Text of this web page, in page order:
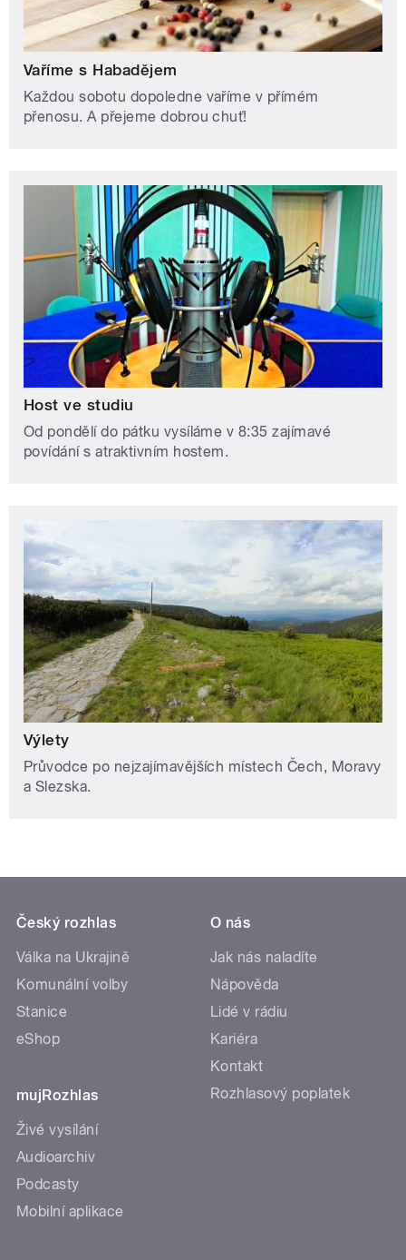
Vaříme s Habadějem
Každou sobotu dopoledne vaříme v přímém
přenosu. A přejeme dobrou chuť!
Host ve studiu
Od pondělí do pátku vysíláme v 8:35 zajímavé
povídání s atraktivním hostem.
Výlety
Průvodce po nejzajímavějších místech Čech, Moravy
a Slezska.
Český rozhlas
Válka na Ukrajině
Komunální volby
Stanice
eShop
mujRozhlas
Živé vysílání
Audioarchiv
Podcasty
Mobilní aplikace
O nás
Jak nás naladíte
Nápověda
Lidé v rádiu
Kariéra
Kontakt
Rozhlasový poplatek